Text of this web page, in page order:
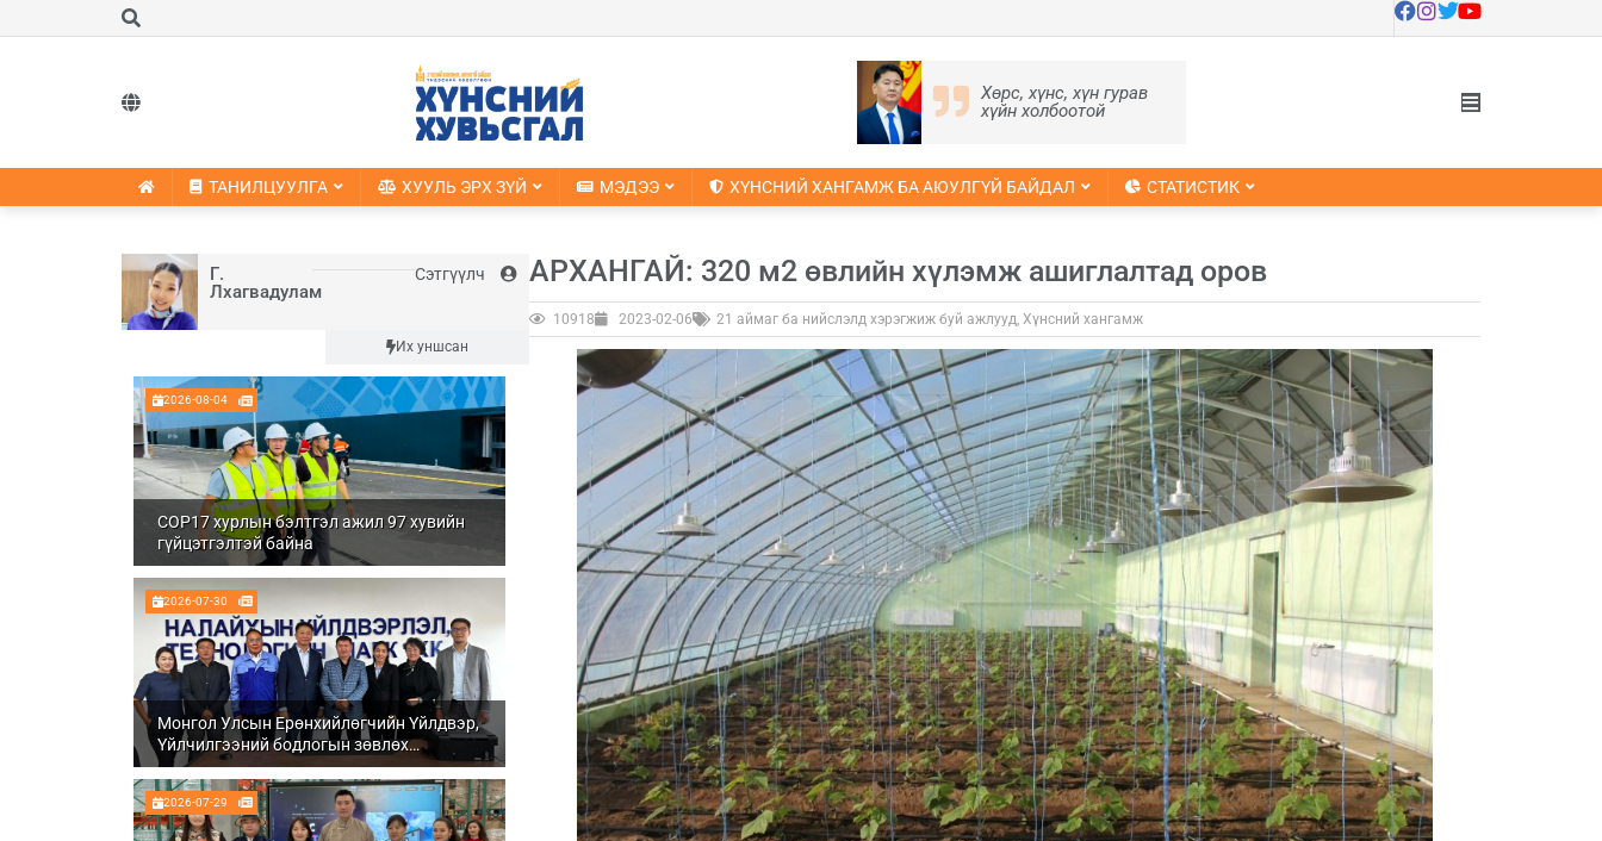
Хөрс, хүнс, хүн гурав
хүйн холбоотой
ТАНИЛЦУУЛГА ХУУЛЬ ЭРХ ЗҮЙ МЭДЭЭ ХҮНСНИЙ ХАНГАМЖ БА АЮУЛГҮЙ БАЙДАЛ СТАТИСТИК
Г.
Лхагвадулам
Сэтгүүлч
Их уншсан
2026-08-04
COP17 хурлын бэлтгэл ажил 97 хувийн
гүйцэтгэлтэй байна
2026-07-30
Монгол Улсын Ерөнхийлөгчийн Үйлдвэр,
Үйлчилгээний бодлогын зөвлөх
Ч.Даваабаяр Налайх дүүргийн
Үйлдвэрлэл, технологийн парк ХК болон
Налуу-Ухаа эдийн засгийн тусгай бүсэд
ажиллалаа
2026-07-29
АРХАНГАЙ: 320 м2 өвлийн хүлэмж ашиглалтад оров
10918 2023-02-06 21 аймаг ба нийслэлд хэрэгжиж буй ажлууд, Хүнсний хангамж